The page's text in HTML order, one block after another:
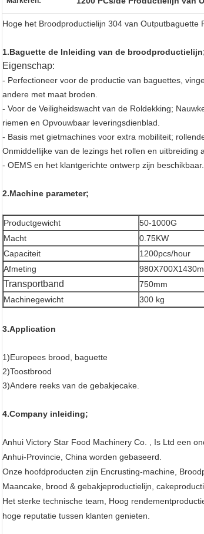
Hoge het Broodproductielijn 304 van Outputbaguette
1.Baguette de Inleiding van de
Eigenschap:
- Perfectioneer voor de productie van baguettes,
andere met maat broden.
- Voor de Veiligheidswacht van de Roldekking;
riemen en Opvouwbaar leveringsdienblad.
- Basis met gietmachines voor extra mobiliteit;
Onmiddellijke van de lezings het rollen en uitbreiding
- OEMS en het klantgerichte ontwerp zijn beschikbaar.
2.Machine parameter;
Productgewicht
50-1000G
Macht
0.75KW
Capaciteit
1200pcs/hour
Afmeting
Transportband
750mm
Machinegewicht
300 kg
3.Application
1)Europees brood, baguette
2)Toostbrood
3)Andere reeks van de gebakjecake.
4.Company inleiding;
Anhui Victory Star Food Machinery Co. , Is Ltd een
Anhui-Provincie, China worden gebaseerd.
Onze hoofdproducten zijn Encrusting-machine,
Maancake, brood & gebakjeproductielijn,
Het sterke technische team, Hoog
hoge reputatie tussen klanten genieten.